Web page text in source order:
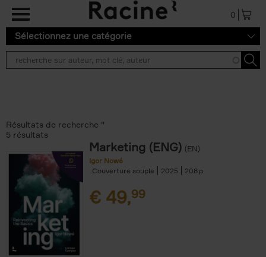
Aller au contenu principal
0
Sélectionnez une catégorie
Résultats de recherche ''
5 résultats
Marketing (ENG) (EN)
Igor Nowé
Couverture souple
2025 208
€ 49,99